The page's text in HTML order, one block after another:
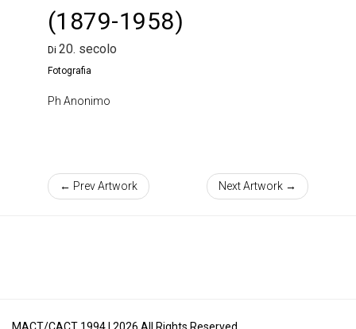
(1879-1958)
Di 20. secolo
Fotografia
Ph Anonimo
← Prev Artwork Next Artwork →